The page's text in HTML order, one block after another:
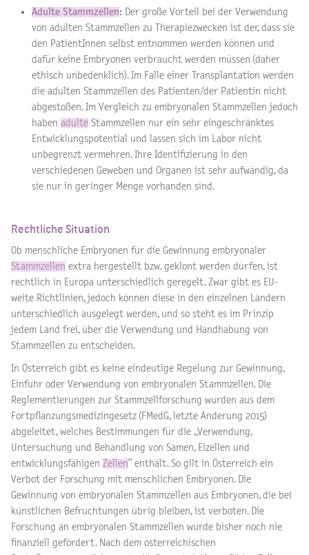
Adulte Stammzellen: Der große Vorteil bei der Verwendung
von adulten Stammzellen zu Therapiezwecken ist der, dass sie
den PatientInnen selbst entnommen werden können und
dafür keine Embryonen verbraucht werden müssen (daher
ethisch unbedenklich). Im Falle einer Transplantation werden
die adulten Stammzellen des Patienten/der Patientin nicht
abgestoßen. Im Vergleich zu embryonalen Stammzellen jedoch
haben adulte Stammzellen nur ein sehr eingeschränktes
Entwicklungspotential und lassen sich im Labor nicht
unbegrenzt vermehren. Ihre Identifizierung in den
verschiedenen Geweben und Organen ist sehr aufwändig, da
sie nur in geringer Menge vorhanden sind.
Rechtliche Situation
Ob menschliche Embryonen für die Gewinnung embryonaler
Stammzellen extra hergestellt bzw. geklont werden dürfen, ist
rechtlich in Europa unterschiedlich geregelt. Zwar gibt es EU-
weite Richtlinien, jedoch können diese in den einzelnen Ländern
unterschiedlich ausgelegt werden, und so steht es im Prinzip
jedem Land frei, über die Verwendung und Handhabung von
Stammzellen zu entscheiden.
In Österreich gibt es keine eindeutige Regelung zur Gewinnung,
Einfuhr oder Verwendung von embryonalen Stammzellen. Die
Reglementierungen zur Stammzellforschung wurden aus dem
Fortpflanzungsmedizingesetz (FMedG, letzte Änderung 2015)
abgeleitet, welches Bestimmungen für die „Verwendung,
Untersuchung und Behandlung von Samen, Eizellen und
entwicklungsfähigen Zellen“ enthält. So gilt in Österreich ein
Verbot der Forschung mit menschlichen Embryonen. Die
Gewinnung von embryonalen Stammzellen aus Embryonen, die bei
künstlichen Befruchtungen übrig bleiben, ist verboten. Die
Forschung an embryonalen Stammzellen wurde bisher noch nie
finanziell gefördert. Nach dem österreichischen